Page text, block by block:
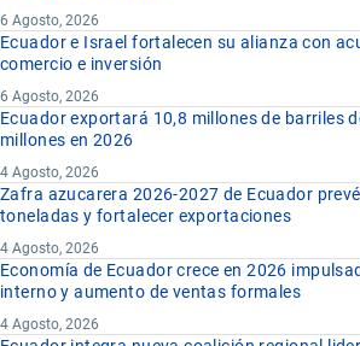
6 Agosto, 2026
Ecuador e Israel fortalecen su alianza con
comercio e inversión
6 Agosto, 2026
Ecuador exportará 10,8 millones de barriles
millones en 2026
4 Agosto, 2026
Zafra azucarera 2026-2027 de Ecuador
toneladas y fortalecer exportaciones
4 Agosto, 2026
Economía de Ecuador crece en 2026
interno y aumento de ventas formales
4 Agosto, 2026